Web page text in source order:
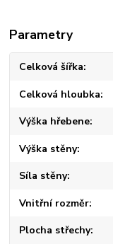
Parametry
Celková šířka
Celková hloubka
Výška hřebene
Výška stěny
Síla stěny
Vnitřní rozměr
Plocha střechy